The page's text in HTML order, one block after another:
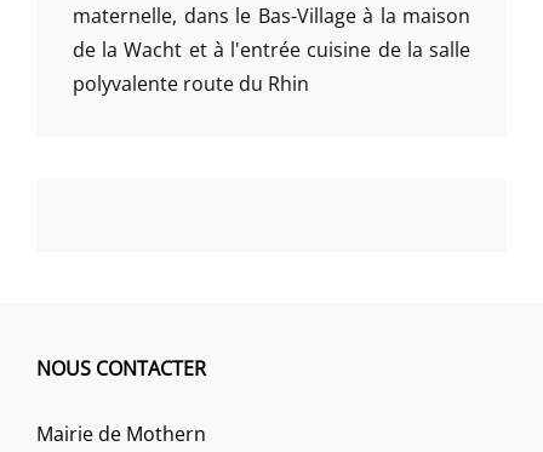
maternelle, dans le Bas-Village à la maison
de la Wacht et à l'entrée cuisine de la salle
polyvalente route du Rhin
NOUS CONTACTER
Mairie de Mothern